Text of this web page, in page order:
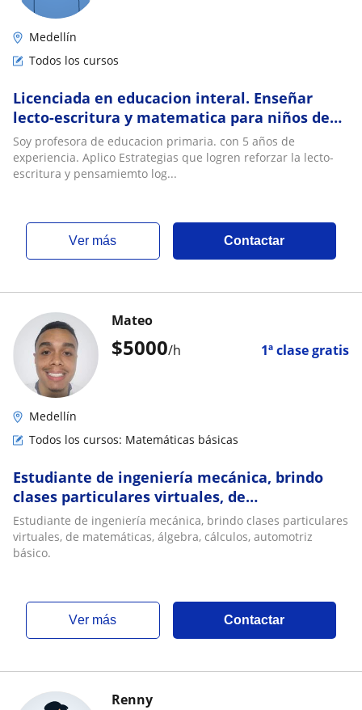
Medellín
Todos los cursos
Licenciada en educacion interal. Enseñar
lecto-escritura y matematica para niños de
primaria
Soy profesora de educacion primaria. con 5 años de
experiencia. Aplico Estrategias que logren reforzar la lecto-
escritura y pensamiemto log...
ver más Contactar
$5000/h 1ª clase gratis
Mateo
Medellín
Todos los cursos: Matemáticas básicas
Estudiante de ingeniería mecánica, brindo
clases particulares virtuales, de
matemáticas, álgebra, cálculos, automotriz
básico
Estudiante de ingeniería mecánica, brindo clases particulares
virtuales, de matemáticas, álgebra, cálculos, automotriz
básico.
ver más Contactar
Renny